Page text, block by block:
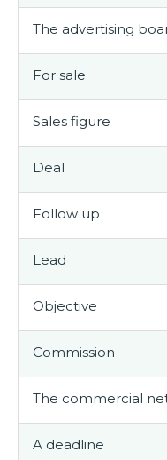
The advertising
For sale
Sales figure
Deal
Follow up
Lead
Objective
Commission
The commercial
A deadline